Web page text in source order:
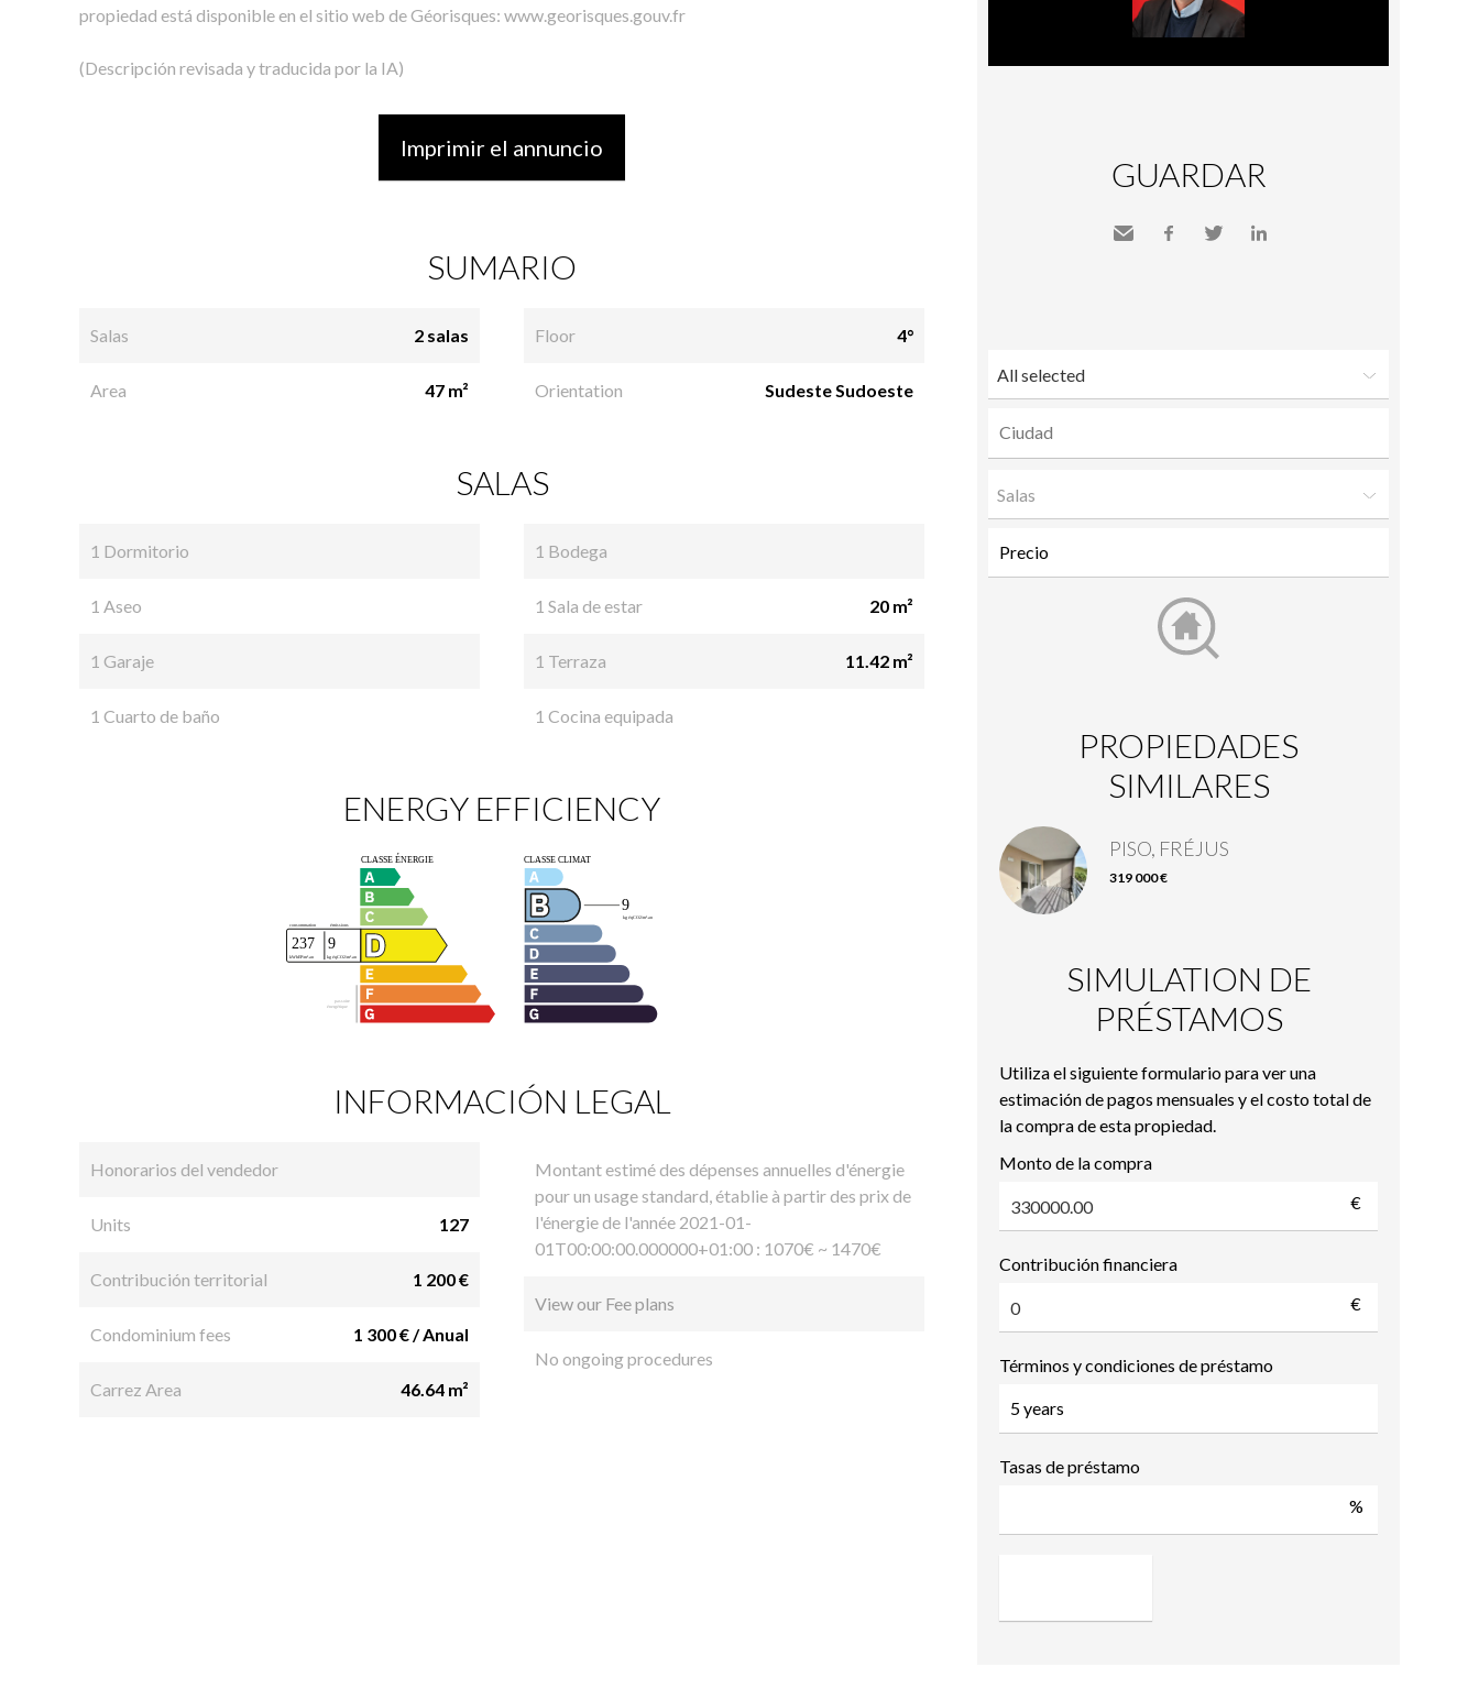
propiedad está disponible en el sitio web de Géorisques: www.georisques.gouv.fr
(Descripción revisada y traducida por la IA)
Imprimir el annuncio
SUMARIO
Salas 2 salas
Area 47 m²
Floor 4°
Orientation Sudeste Sudoeste
SALAS
1 Dormitorio
1 Aseo
1 Garaje
1 Cuarto de baño
1 Bodega
1 Sala de estar 20 m²
1 Terraza 11.42 m²
1 Cocina equipada
ENERGY EFFICIENCY
INFORMACIÓN LEGAL
Honorarios del vendedor
Units 127
Contribución territorial 1 200 €
Condominium fees 1 300 € / Anual
Carrez Area 46.64 m²
Montant estimé des dépenses annuelles d'énergie
pour un usage standard, établie à partir des prix de
l'énergie de l'année 2021-01-
01T00:00:00.000000+01:00 : 1070€ ~ 1470€
View our Fee plans
No ongoing procedures
GUARDAR
All selected
Salas
PROPIEDADES
SIMILARES
PISO, FRÉJUS
319 000 €
SIMULATION DE
PRÉSTAMOS
Utiliza el siguiente formulario para ver una
estimación de pagos mensuales y el costo total de
la compra de esta propiedad.
Monto de la compra
€
Contribución financiera
€
Términos y condiciones de préstamo
Tasas de préstamo
%